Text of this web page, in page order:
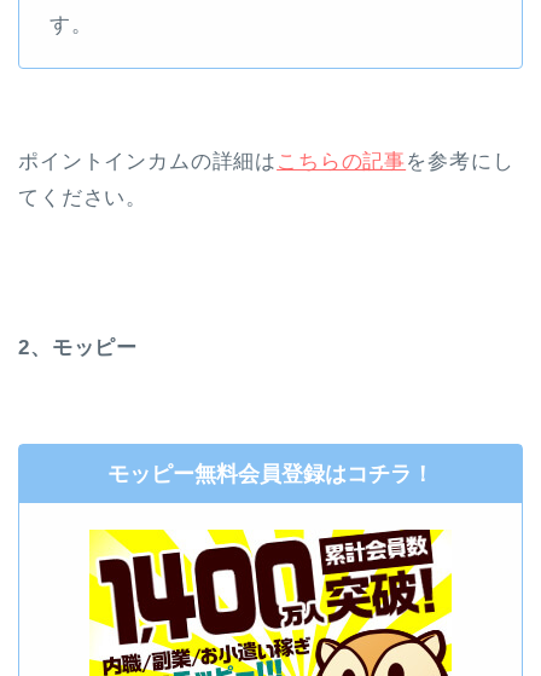
す。
ポイントインカムの詳細は こちらの記事 を参考にし
てください。
2、モッピー
モッピー無料会員登録はコチラ！